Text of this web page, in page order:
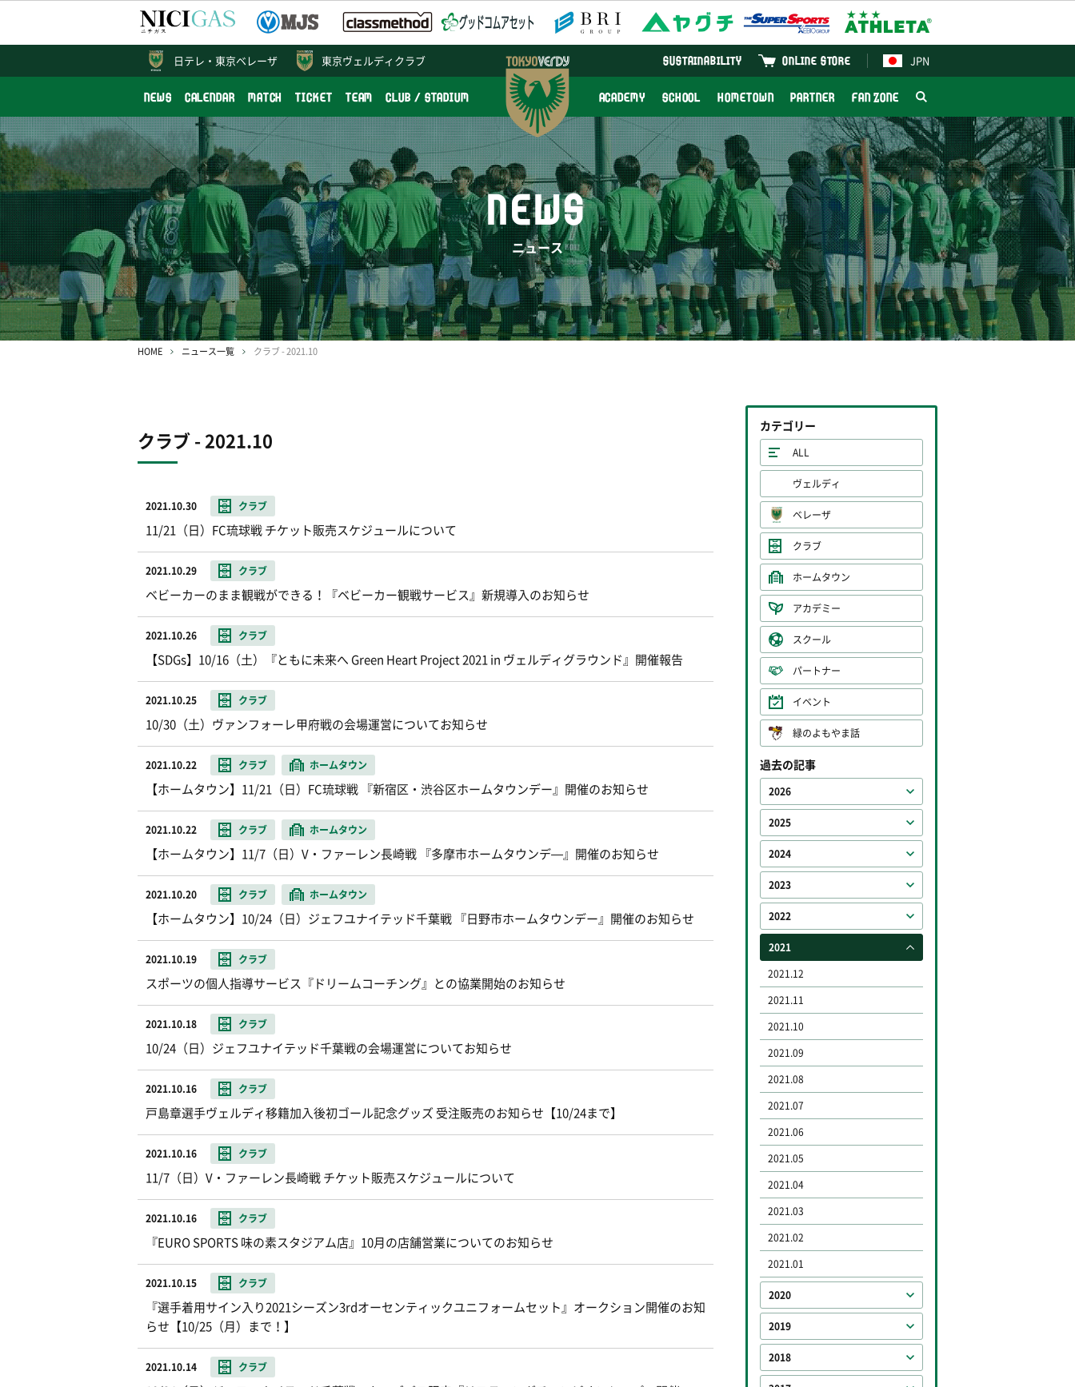
東京ヴェルディクラブ JPN
ONLINE STORE
SUSTAINABILITY
NEWS CALENDAR MATCH TICKET TEAM CLUB / STADIUM ACADEMY SCHOOL HOMETOWN PARTNER FAN ZONE
日テレ・ 東京ベレーザ
NEWS
ニュース
HOME ニュース一覧 クラブ - 2021.10
クラブ - 2021.10
2021.10.30 クラブ
11/21（日）FC琉球戦 チケット販売スケジュールについて
2021.10.29 クラブ
ベビーカーのまま観戦ができる！『ベビーカー観戦サービス』新規導入のお知らせ
2021.10.26 クラブ
【SDGs】10/16（土）『ともに未来へ Green Heart Project 2021 in ヴェルディグラウンド』開催報告
2021.10.25 クラブ
10/30（土）ヴァンフォーレ甲府戦の会場運営についてお知らせ
2021.10.22 クラブ ホームタウン
【ホームタウン】11/21（日）FC琉球戦 『新宿区・渋谷区ホームタウンデー』開催のお知らせ
2021.10.22 クラブ ホームタウン
【ホームタウン】11/7（日）V・ファーレン長崎戦 『多摩市ホームタウンデ―』開催のお知らせ
2021.10.20 クラブ ホームタウン
【ホームタウン】10/24（日）ジェフユナイテッド千葉戦 『日野市ホームタウンデー』開催のお知らせ
2021.10.19 クラブ
スポーツの個人指導サービス『ドリームコーチング』との協業開始のお知らせ
2021.10.18 クラブ
10/24（日）ジェフユナイテッド千葉戦の会場運営についてお知らせ
2021.10.16 クラブ
戸島章選手ヴェルディ移籍加入後初ゴール記念グッズ 受注販売のお知らせ【10/24まで】
2021.10.16 クラブ
11/7（日）V・ファーレン長崎戦 チケット販売スケジュールについて
2021.10.16 クラブ
『EURO SPORTS 味の素スタジアム店』10月の店舗営業についてのお知らせ
2021.10.15 クラブ
『選手着用サイン入り2021シーズン3rdオーセンティックユニフォームセット』オークション開催のお知
らせ【10/25（月）まで！】
2021.10.14 クラブ
カテゴリー
ALL
ヴェルディ
ベレーザ
クラブ
ホームタウン
アカデミー
スクール
パートナー
イベント
緑のよもやま話
過去の記事
2026
2025
2024
2023
2022
2021
2021.12
2021.11
2021.10
2021.09
2021.08
2021.07
2021.06
2021.05
2021.04
2021.03
2021.02
2021.01
2020
2019
2018